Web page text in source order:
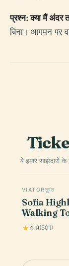
प्रश्न: क्या मैं अंदर
बिना। आगमन पर
ये हमारे साझेदारों
VIATOR तुरंत
Sofia
Walking
4.9(501)